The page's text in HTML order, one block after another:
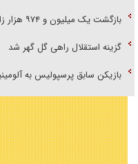
بازگشت یک میلیون و ۹۷۴ هزار زائر اربعین به کشور
گزینه استقلال راهی گل گهر شد
بازیکن سابق پرسپولیس به